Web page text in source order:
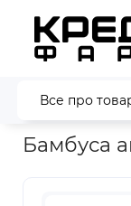
Все про
Головна
Бамбуса